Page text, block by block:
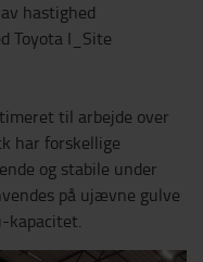
hastighed
Toyota I_Site
til arbejde over
har forskellige
og stabile under
på ujævne gulve
kapacitet.